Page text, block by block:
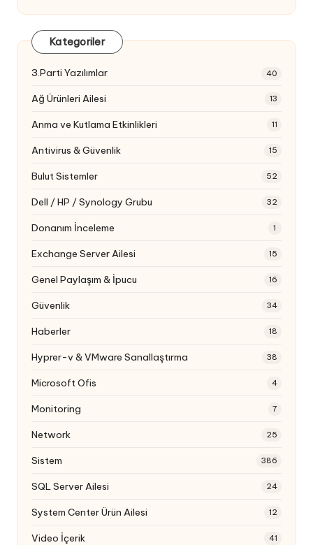
Kategoriler
3.Parti Yazılımlar 40
Ağ Ürünleri Ailesi 13
Anma ve Kutlama Etkinlikleri 11
Antivirus & Güvenlik 15
Bulut Sistemler 52
Dell / HP / Synology Grubu 32
Donanım İnceleme 1
Exchange Server Ailesi 15
Genel Paylaşım & İpucu 16
Güvenlik 34
Haberler 18
Hyprer-v & VMware Sanallaştırma 38
Microsoft Ofis 4
Monitoring 7
Network 25
Sistem 386
SQL Server Ailesi 24
System Center Ürün Ailesi 12
Video İçerik 41